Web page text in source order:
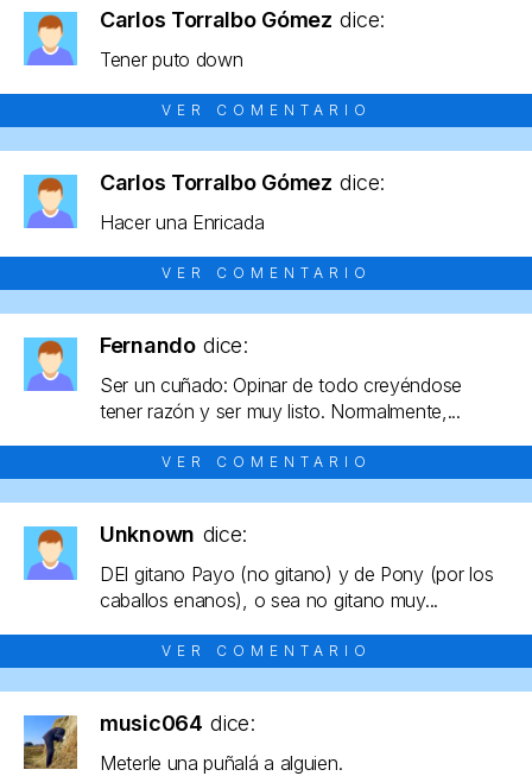
Carlos Torralbo Gómez dice:
Tener puto down
VER COMENTARIO
Carlos Torralbo Gómez dice:
Hacer una Enricada
VER COMENTARIO
Fernando dice:
Ser un cuñado: Opinar de todo creyéndose
tener razón y ser muy listo. Normalmente,...
VER COMENTARIO
Unknown dice:
DEl gitano Payo (no gitano) y de Pony (por los
caballos enanos), o sea no gitano muy...
VER COMENTARIO
music064 dice:
Meterle una puñalá a alguien.